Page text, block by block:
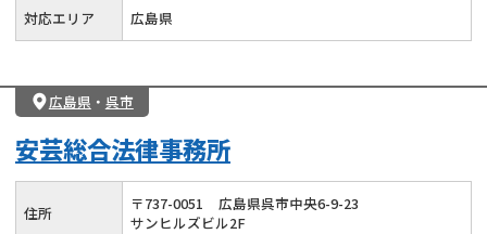
対応エリア 広島県
広島県 ・ 呉市
安芸総合法律事務所
住所 〒737-0051
広島県呉市中央6-9-23
サンヒルズビル2F